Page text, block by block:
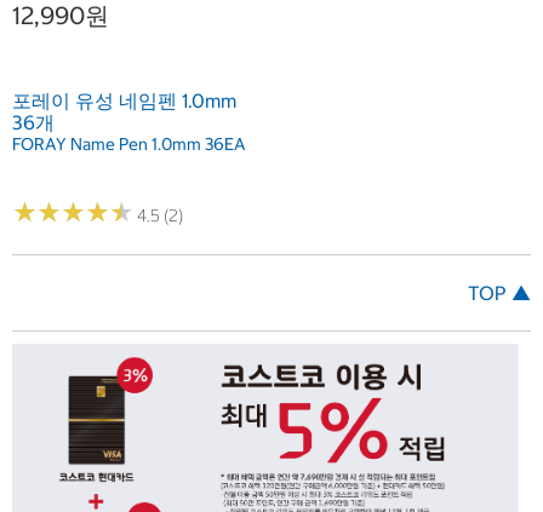
12,990원
포레이 유성 네임펜 1.0mm
36개
FORAY Name Pen 1.0mm 36EA
★★★★★
★★★★★ 4.5 (2)
TOP ▲